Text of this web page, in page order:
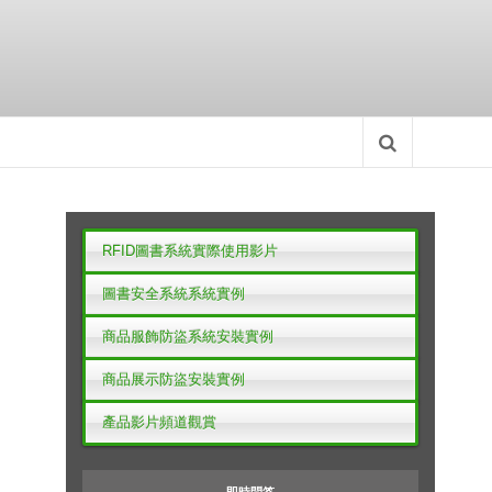
RFID圖書系統實際使用影片
圖書安全系統系統實例
商品服飾防盜系統安裝實例
商品展示防盜安裝實例
產品影片頻道觀賞